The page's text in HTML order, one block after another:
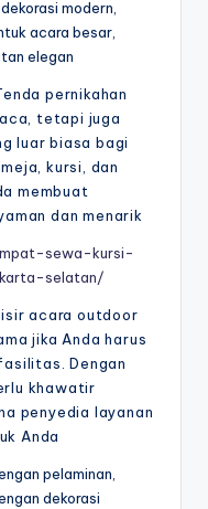
modern,
acara besar,
elegan
pernikahan
tetapi juga
luar biasa bagi
kursi, dan
membuat
dan menarik
sewa-kursi-
selatan/
acara outdoor
jika Anda harus
Dengan
khawatir
penyedia layanan
Anda
pelaminan,
dekorasi